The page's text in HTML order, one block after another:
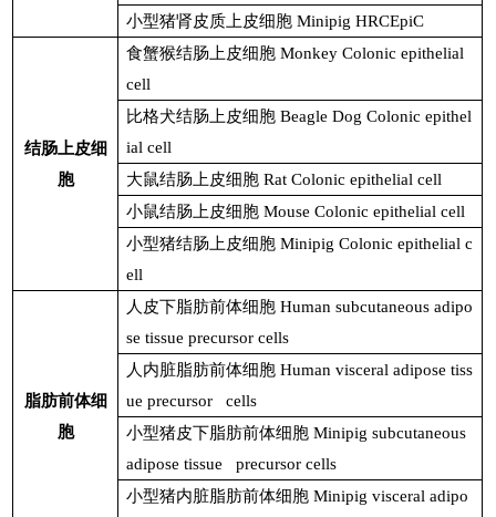
小型猪肾皮质上皮细胞 Minipig HRCEpiC
结肠上皮细
胞
食蟹猴结肠上皮细胞 Monkey Colonic epithelial
cell
比格犬结肠上皮细胞 Beagle Dog Colonic epithel
ial cell
大鼠结肠上皮细胞 Rat Colonic epithelial cell
小鼠结肠上皮细胞 Mouse Colonic epithelial cell
小型猪结肠上皮细胞 Minipig Colonic epithelial c
ell
脂肪前体细
胞
人皮下脂肪前体细胞 Human subcutaneous adipo
se tissue precursor cells
人内脏脂肪前体细胞 Human visceral adipose tiss
ue precursor cells
小型猪皮下脂肪前体细胞 Minipig subcutaneous
adipose tissue precursor cells
小型猪内脏脂肪前体细胞 Minipig visceral adipo